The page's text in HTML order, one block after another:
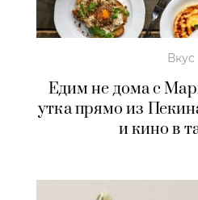
Вкус
Едим не дома с
утка прямо из
и кино в